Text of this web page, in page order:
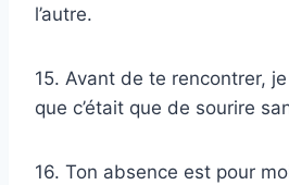
l’autre.
15. Avant de te rencontrer,
que c’était que de sourire
16. Ton absence est pour